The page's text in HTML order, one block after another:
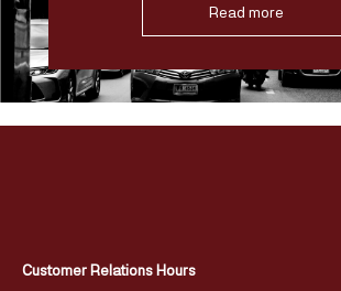
Read more
Customer Relations Hours